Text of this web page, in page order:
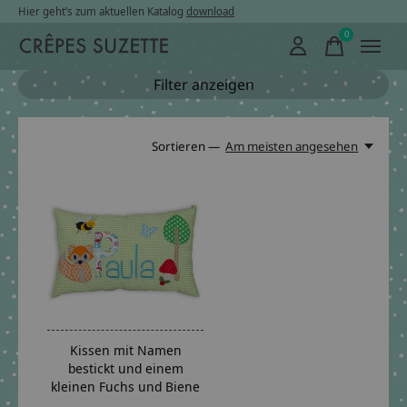
Hier geht’s zum aktuellen Katalog download
0items
Filter anzeigen
Sortieren — Am meisten angesehen
Kissen mit Namen
bestickt und einem
kleinen Fuchs und Biene